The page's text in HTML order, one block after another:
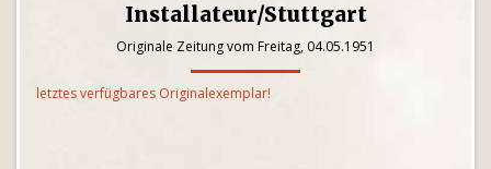
Installateur/Stuttgart
Originale Zeitung vom Freitag, 04.05.1951
letztes verfügbares Originalexemplar!